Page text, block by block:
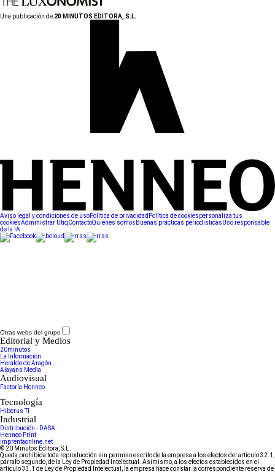
Una publicación de:20 MINUTOS EDITORA, S.L.
Aviso legal y condiciones de usoPolítica de privacidad Política de cookiespersonaliza tus
cookiesAdministrar UtiqContactoQuiénes somos Buenas prácticas periodísticasUso responsable
de la IA
Otras webs del grupo
Editorial y Medios
20minutos
La Información
Heraldo de Aragón
Alayans Media
Audiovisual
Factoría Henneo
Tecnología
Hiberus TI
Industrial
Distribución - DASA
Henneo Print
imprentaonline.net
© 20 Minutos Editora, S.L.
Queda prohibida toda reproducción sin permiso escrito de la empresa a los efectos del artículo 32.1,
párrafo segundo, de la Ley de Propiedad Intelectual. Asimismo, a los efectos establecidos en el
artículo 33.1 de Ley de Propiedad Intelectual, la empresa hace constar la correspondiente reserva de